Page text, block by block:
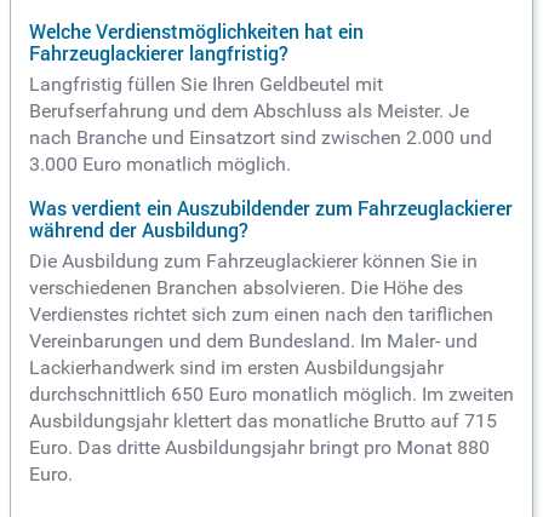
Welche Verdienstmöglichkeiten hat ein
Fahrzeuglackierer langfristig?
Langfristig füllen Sie Ihren Geldbeutel mit
Berufserfahrung und dem Abschluss als Meister. Je
nach Branche und Einsatzort sind zwischen 2.000 und
3.000 Euro monatlich möglich.
Was verdient ein Auszubildender zum Fahrzeuglackierer
während der Ausbildung?
Die Ausbildung zum Fahrzeuglackierer können Sie in
verschiedenen Branchen absolvieren. Die Höhe des
Verdienstes richtet sich zum einen nach den tariflichen
Vereinbarungen und dem Bundesland. Im Maler- und
Lackierhandwerk sind im ersten Ausbildungsjahr
durchschnittlich 650 Euro monatlich möglich. Im zweiten
Ausbildungsjahr klettert das monatliche Brutto auf 715
Euro. Das dritte Ausbildungsjahr bringt pro Monat 880
Euro.